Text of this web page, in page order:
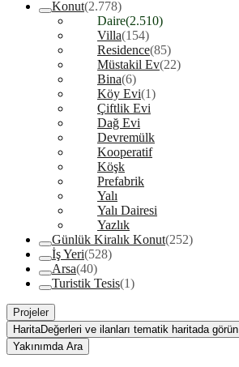
Konut(2.778)
Daire(2.510)
Villa(154)
Residence(85)
Müstakil Ev(22)
Bina(6)
Köy Evi(1)
Çiftlik Evi
Dağ Evi
Devremülk
Kooperatif
Köşk
Prefabrik
Yalı
Yalı Dairesi
Yazlık
Günlük Kiralık Konut(252)
İş Yeri(528)
Arsa(40)
Turistik Tesis(1)
Projeler
HaritaDeğerleri ve ilanları tematik haritada görün
Yakınımda Ara